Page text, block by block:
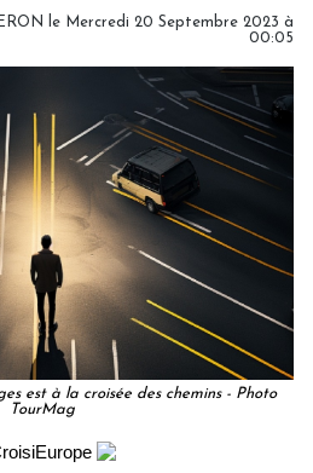
le Mercredi 20 Septembre 2023 à
00:05
est à la croisée des chemins - Photo
TourMag